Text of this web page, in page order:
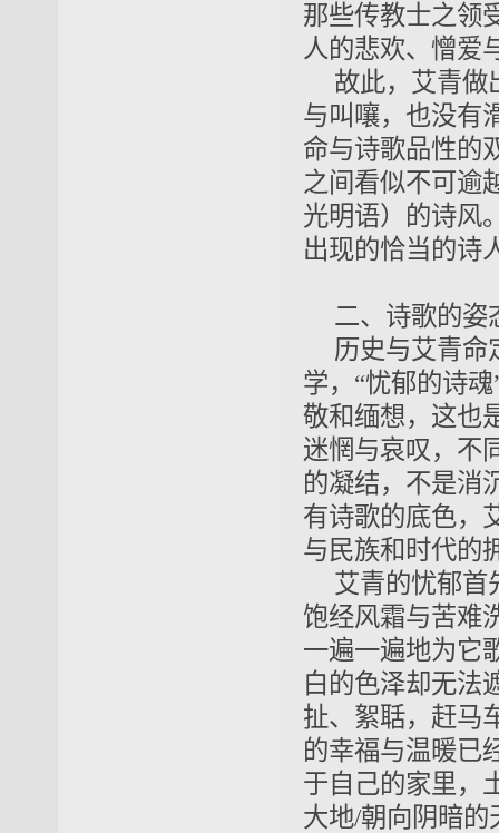
那些传教士之领
人的悲欢、憎爱
故此，艾青做
与叫嚷，也没有
命与诗歌品性的
之间看似不可逾
光明语）的诗风
出现的恰当的诗
二、诗歌的姿
历史与艾青命
学，“忧郁的诗
敬和缅想，这也
迷惘与哀叹，不
的凝结，不是消
有诗歌的底色，
与民族和时代的
艾青的忧郁首
饱经风霜与苦难
一遍一遍地为它
白的色泽却无法
扯、絮聒，赶马
的幸福与温暖已
于自己的家里，
大地/朝向阴暗的